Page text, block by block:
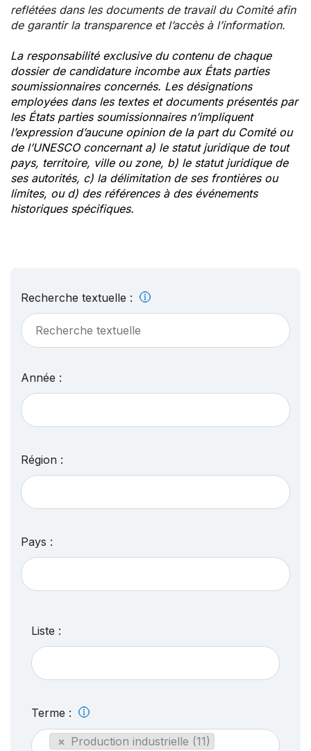
reflétées dans les documents de travail du Comité afin
de garantir la transparence et l’accès à l’information.
La responsabilité exclusive du contenu de chaque
dossier de candidature incombe aux États parties
soumissionnaires concernés. Les désignations
employées dans les textes et documents présentés par
les États parties soumissionnaires n’impliquent
l’expression d’aucune opinion de la part du Comité ou
de l’UNESCO concernant a) le statut juridique de tout
pays, territoire, ville ou zone, b) le statut juridique de
ses autorités, c) la délimitation de ses frontières ou
limites, ou d) des références à des événements
historiques spécifiques.
Recherche textuelle :
Année :
Région :
Pays :
Liste :
Terme :
× Production industrielle (11)